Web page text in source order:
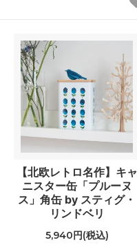
【北欧レトロ名作】キャ
ニスター缶「プルーヌ
ス」角缶 by スティグ・
リンドベリ
5,940円(税込)